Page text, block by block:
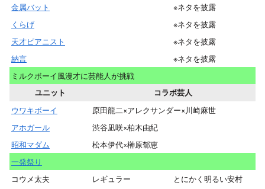
金属バット
※ネタを披露
くらげ
※ネタを披露
天才ピアニスト
※ネタを披露
納言
※ネタを披露
ミルクボーイ風漫才に芸能人が挑戦
ユニット コラボ芸人
ウワキボーイ
原田龍二×アレクサンダー×川崎麻世
アホガール
渋谷凪咲×柏木由紀
昭和マダム
松本伊代×榊原郁恵
一発祭り
コウメ太夫
レギュラー
とにかく明るい安村